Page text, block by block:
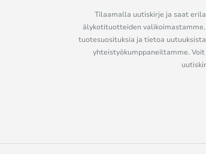
Tilaamalla uutiskirje ja saat
älykotituotteiden
tuotesuosituksia ja tietoa
yhteistyökumppaneiltamme.